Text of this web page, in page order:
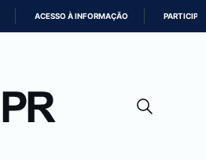
CONTEÚDO
ACESSO À INFORMAÇÃO PARTICIPE